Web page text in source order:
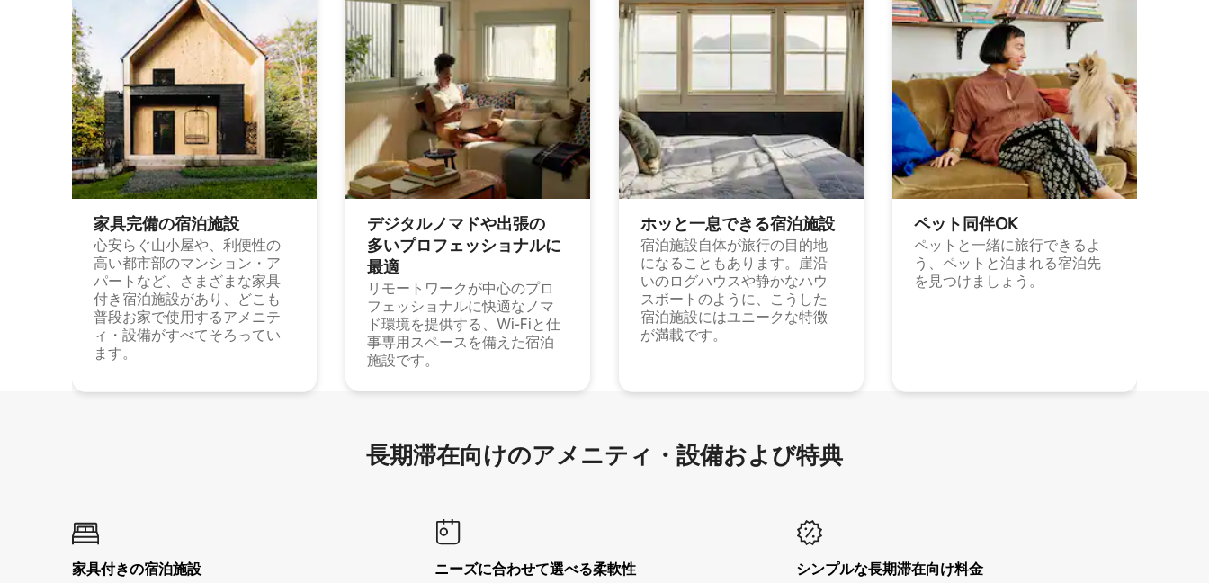
家具完備の宿⁠泊⁠施⁠設
心安らぐ山小屋や、利便性の
高い都市部のマンション・ア
パートなど、さまざまな家具
付き宿泊施設があり、どこも
普段お家で使用するアメニテ
ィ・設備がすべてそろってい
ます。
デジタルノマドや出⁠張⁠の
多⁠いプ⁠ロ⁠フ⁠ェ⁠ッ⁠シ⁠ョ⁠ナ⁠ル⁠に
最⁠適
リモートワークが中心のプロ
フェッショナルに快適なノマ
ド環境を提供する、Wi-Fiと仕
事専用スペースを備えた宿泊
施設です。
ホッと一⁠息⁠で⁠き⁠る宿⁠泊施⁠設
宿泊施設自体が旅行の目的地
になることもあります。崖沿
いのログハウスや静かなハウ
スボートのように、こうした
宿泊施設にはユニークな特徴
が満載です。
ペット同⁠伴OK
ペットと一緒に旅行できるよ
う、ペットと泊まれる宿泊先
を見つけましょう。
長期滞在向け⁠のア⁠メ⁠ニ⁠テ⁠ィ⁠・設⁠備⁠および特⁠典
家具付き⁠の宿⁠泊⁠施⁠設
ニーズに合わせて選べる柔軟性
シンプルな長期滞在向け料金